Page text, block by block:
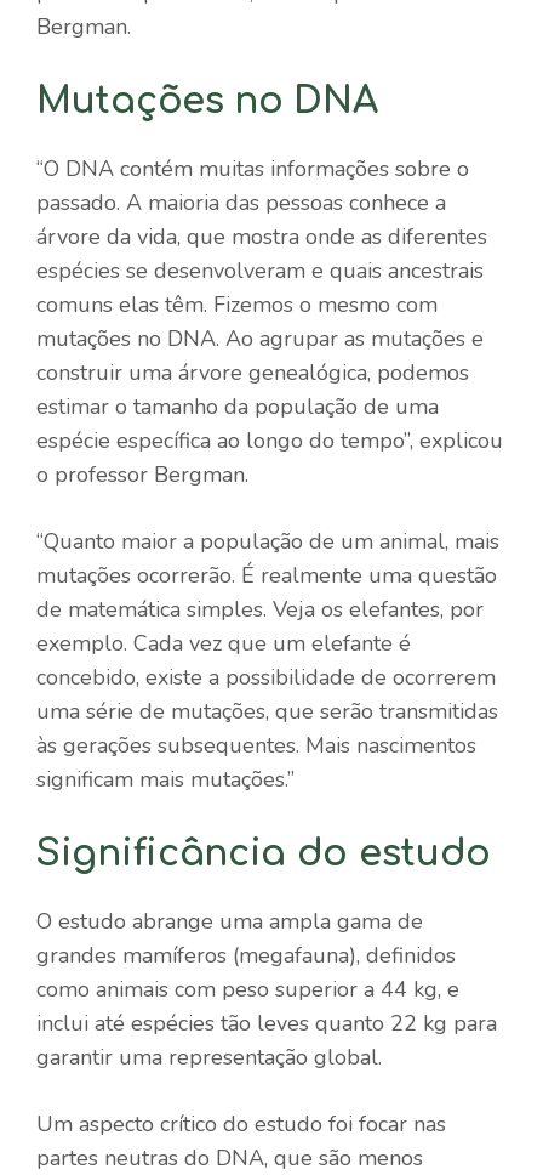
Bergman.
Mutações no DNA
“O DNA contém muitas informações sobre o
passado. A maioria das pessoas conhece a
árvore da vida, que mostra onde as diferentes
espécies se desenvolveram e quais ancestrais
comuns elas têm. Fizemos o mesmo com
mutações no DNA. Ao agrupar as mutações e
construir uma árvore genealógica, podemos
estimar o tamanho da população de uma
espécie específica ao longo do tempo”, explicou
o professor Bergman.
“Quanto maior a população de um animal, mais
mutações ocorrerão. É realmente uma questão
de matemática simples. Veja os elefantes, por
exemplo. Cada vez que um elefante é
concebido, existe a possibilidade de ocorrerem
uma série de mutações, que serão transmitidas
às gerações subsequentes. Mais nascimentos
significam mais mutações.”
Significância do estudo
O estudo abrange uma ampla gama de
grandes mamíferos (megafauna), definidos
como animais com peso superior a 44 kg, e
inclui até espécies tão leves quanto 22 kg para
garantir uma representação global.
Um aspecto crítico do estudo foi focar nas
partes neutras do DNA, que são menos